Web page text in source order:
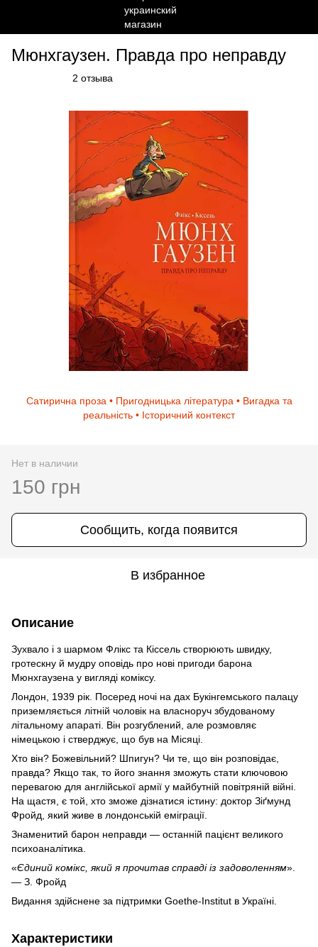
Мюнхгаузен. Правда про неправду
2 отзыва
Сатирична проза • Пригодницька література • Вигадка та
реальність • Історичний контекст
Нет в наличии
150 грн
Сообщить, когда появится
В избранное
Описание
Зухвало і з шармом Флікс та Кіссель створюють швидку,
гротескну й мудру оповідь про нові пригоди барона
Мюнхгаузена у вигляді коміксу.
Лондон, 1939 рік. Посеред ночі на дах Букінгемського палацу
приземляється літній чоловік на власноруч збудованому
літальному апараті. Він розгублений, але розмовляє
німецькою і стверджує, що був на Місяці.
Хто він? Божевільний? Шпигун? Чи те, що він розповідає,
правда? Якщо так, то його знання зможуть стати ключовою
перевагою для англійської армії у майбутній повітряній війні.
На щастя, є той, хто зможе дізнатися істину: доктор Зіґмунд
Фройд, який живе в лондонській еміграції.
Знаменитий барон неправди — останній пацієнт великого
психоаналітика.
«Єдиний комікс, який я прочитав справді із задоволенням».
— З. Фройд
Видання здійснене за підтримки Goethe-Institut в Україні.
Характеристики